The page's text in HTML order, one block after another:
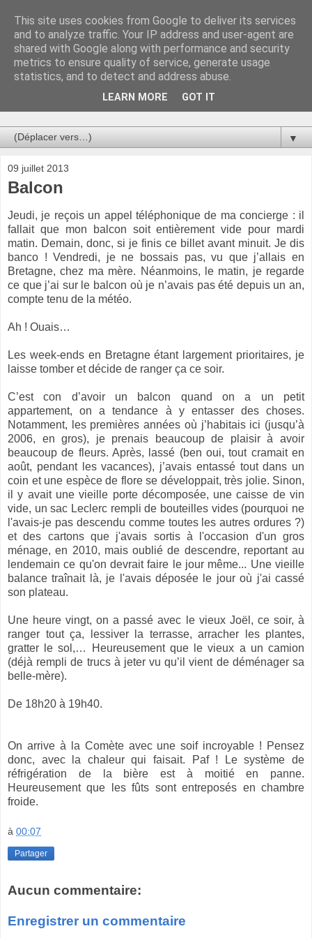
Au bistro !
La connerie étant le seul chemin susceptible de nous faire
entrevoir une parcelle de vérité, utilisons la par des moyens
de communication efficaces. Le temps qu'on remplisse nos
▼
09 juillet 2013
Balcon
Jeudi, je reçois un appel téléphonique de ma concierge : il
fallait que mon balcon soit entièrement vide pour mardi
matin. Demain, donc, si je finis ce billet avant minuit. Je dis
banco ! Vendredi, je ne bossais pas, vu que j’allais en
Bretagne, chez ma mère. Néanmoins, le matin, je regarde
ce que j’ai sur le balcon où je n’avais pas été depuis un an,
compte tenu de la météo.
Ah ! Ouais…
Les week-ends en Bretagne étant largement prioritaires, je
laisse tomber et décide de ranger ça ce soir.
C’est con d’avoir un balcon quand on a un petit
appartement, on a tendance à y entasser des choses.
Notamment, les premières années où j’habitais ici (jusqu’à
2006, en gros), je prenais beaucoup de plaisir à avoir
beaucoup de fleurs. Après, lassé (ben oui, tout cramait en
août, pendant les vacances), j’avais entassé tout dans un
coin et une espèce de flore se développait, très jolie. Sinon,
il y avait une vieille porte décomposée, une caisse de vin
vide, un sac Leclerc rempli de bouteilles vides (pourquoi ne
l'avais-je pas descendu comme toutes les autres ordures ?)
et des cartons que j'avais sortis à l'occasion d'un gros
ménage, en 2010, mais oublié de descendre, reportant au
lendemain ce qu'on devrait faire le jour même... Une vieille
balance traînait là, je l'avais déposée le jour où j'ai cassé
son plateau.
Une heure vingt, on a passé avec le vieux Joël, ce soir, à
ranger tout ça, lessiver la terrasse, arracher les plantes,
gratter le sol,… Heureusement que le vieux a un camion
(déjà rempli de trucs à jeter vu qu’il vient de déménager sa
belle-mère).
De 18h20 à 19h40.
On arrive à la Comète avec une soif incroyable ! Pensez
donc, avec la chaleur qui faisait. Paf ! Le système de
réfrigération de la bière est à moitié en panne.
Heureusement que les fûts sont entreposés en chambre
froide.
à 00:07
Partager
Aucun commentaire:
Enregistrer un commentaire
This site uses cookies from Google to deliver its services
and to analyze traffic. Your IP address and user-agent are
shared with Google along with performance and security
metrics to ensure quality of service, generate usage
statistics, and to detect and address abuse.
LEARN MORE GOT IT